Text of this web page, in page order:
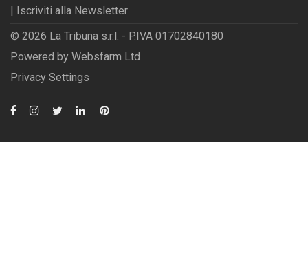
| Iscriviti alla Newsletter
© 2026 La Tribuna s.r.l. - P.IVA 01702840180
Powered by Websfarm Ltd
Privacy Settings